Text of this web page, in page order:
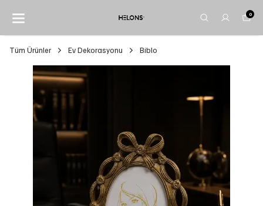
0
Tüm Ürünler Ev Dekorasyonu Biblo